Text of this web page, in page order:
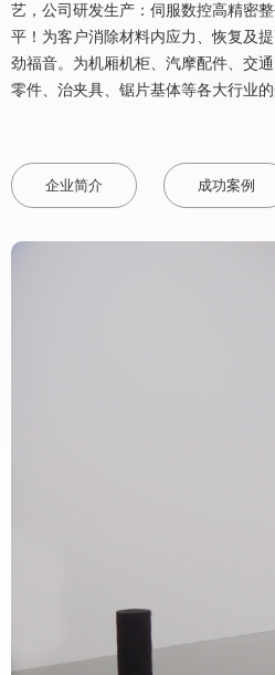
艺，公司研发生产：伺服数控高精密
平！为客户消除材料内应力、恢复及
劲福音。为机厢机柜、汽摩配件、交
零件、治夹具、锯片基体等各大行业
企业简介 成功案例